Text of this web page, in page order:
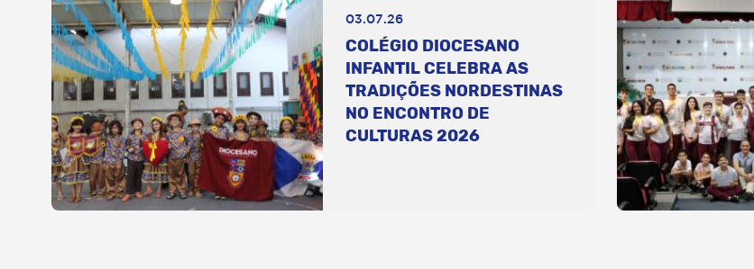
03.07.26
COLÉGIO DIOCESANO
INFANTIL CELEBRA AS
TRADIÇÕES NORDESTINAS
NO ENCONTRO DE
CULTURAS 2026